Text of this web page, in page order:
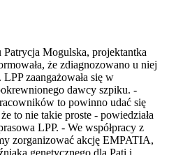
Mogulska, projektantka
że zdiagnozowano u niej
zaangażowała się w
dawcy szpiku. -
to powinno udać się
to nie takie proste - powiedziała
LPP. - We współpracy z
zorganizować akcję EMPATIA,
genetycznego dla Pati i